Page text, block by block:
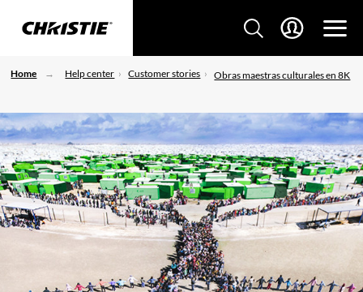
Home Help center Customer stories Obras maestras culturales en 8K